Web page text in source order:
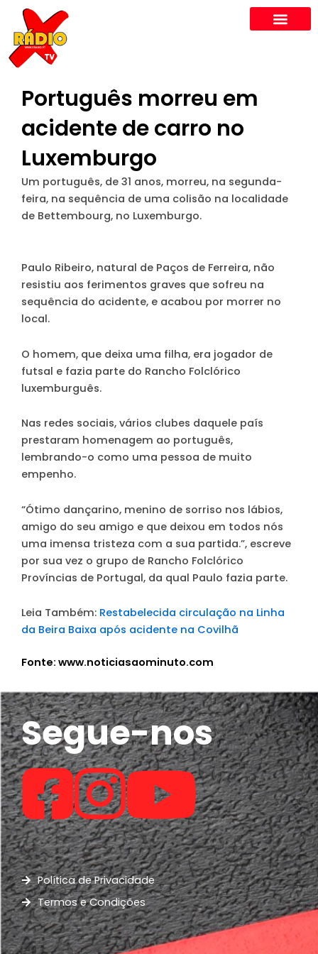
content
Português morreu em
acidente de carro no
Luxemburgo
Um português, de 31 anos, morreu, na segunda-
feira, na sequência de uma colisão na localidade
de Bettembourg, no Luxemburgo.
Paulo Ribeiro, natural de Paços de Ferreira, não
resistiu aos ferimentos graves que sofreu na
sequência do acidente, e acabou por morrer no
local.
O homem, que deixa uma filha, era jogador de
futsal e fazia parte do Rancho Folclórico
luxemburguês.
Nas redes sociais, vários clubes daquele país
prestaram homenagem ao português,
lembrando-o como uma pessoa de muito
empenho.
“Ótimo dançarino, menino de sorriso nos lábios,
amigo do seu amigo e que deixou em todos nós
uma imensa tristeza com a sua partida.”, escreve
por sua vez o grupo de Rancho Folclórico
Províncias de Portugal, da qual Paulo fazia parte.
Leia Também: Restabelecida circulação na Linha
da Beira Baixa após acidente na Covilhã
Fonte: www.noticiasaominuto.com
Segue-nos
Política de Privacidade
Termos e Condições